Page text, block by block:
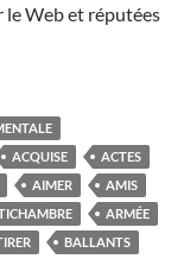
le Web et réputées
ACQUISE
ACTES
AIMER
AMIS
ARMÉE
BALLANTS